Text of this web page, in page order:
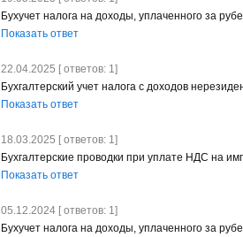
Бухучет налога на доходы, уплаченного за
Показать ответ
22.04.2025 [ ответов: 1]
Бухгалтерский учет налога с доходов
Показать ответ
18.03.2025 [ ответов: 1]
Бухгалтерские проводки при уплате НДС на
Показать ответ
05.12.2024 [ ответов: 1]
Бухучет налога на доходы, уплаченного за